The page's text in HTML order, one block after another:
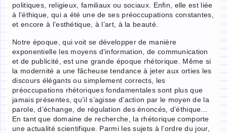
politiques, religieux, familiaux ou sociaux. Enfin, elle est liée
à l’éthique, qui a été une de ses préoccupations constantes,
et encore à l’esthétique, à l’art, à la beauté.
Notre époque, qui voit se développer de manière
exponentielle les moyens d’information, de communication
et de publicité, est une grande époque rhétorique. Même si
la modernité a une fâcheuse tendance à jeter aux orties les
discours élégants ou simplement corrects, les
préoccupations rhétoriques fondamentales sont plus que
jamais présentes, qu’il s’agisse d’action par le moyen de la
parole, d’échange, de régulation des énoncés, d’éthique...
En tant que domaine de recherche, la rhétorique comporte
une actualité scientifique. Parmi les sujets à l’ordre du jour,